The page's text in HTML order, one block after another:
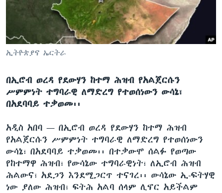
ቋንቋዎች
ኢትዮጵያና ኤርትራ
በኢሮብ ወረዳ የደውሃን ከተማ ሕዝብ የአልጀርሱን
ሥምምነት ተግባራዊ ለማድረግ የተወሰነውን ውሳኔ፣
በአደባባይ ተቃወመ፡፡
አዲስ አበባ — በኢሮብ ወረዳ የደውሃን ከተማ ሕዝብ
የአልጀርሱን ሥምምነት ተግባራዊ ለማድረግ የተወሰነውን
ውሳኔ፣ በአደባባይ ተቃወመ፡፡ በተቃውሞ ሰልፉ የወጣው
የከተማዋ ሕዝብ፣ የውሳኔው ተግባራዊነት፣ ለኢሮብ ሕዝብ
ሕልውና፣ አደጋን እንደሚጋርጥ ተናገረ፡፡ ውሳኔው ኢ-ፍትሃዊ
ነው ያለው ሕዝብ፣ ፍትሕ አልባ ሰላም ሊኖር አይችልም